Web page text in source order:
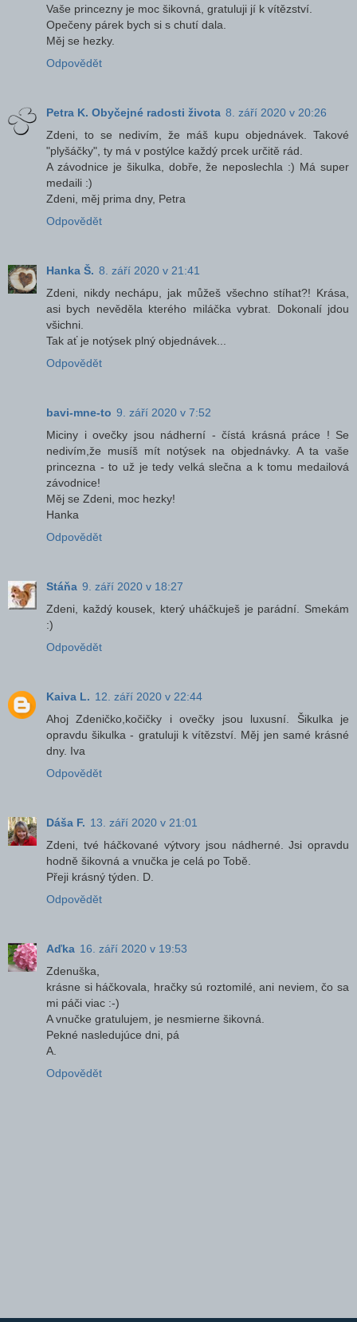
Vaše princezny je moc šikovná, gratuluji jí k vítězství.
Opečeny párek bych si s chutí dala.
Měj se hezky.
Odpovědět
Petra K. Obyčejné radosti života 8. září 2020 v 20:26
Zdeni, to se nedivím, že máš kupu objednávek. Takové
"plyšáčky", ty má v postýlce každý prcek určitě rád.
A závodnice je šikulka, dobře, že neposlechla :) Má super
medaili :)
Zdeni, měj prima dny, Petra
Odpovědět
Hanka Š. 8. září 2020 v 21:41
Zdeni, nikdy nechápu, jak můžeš všechno stíhat?! Krása,
asi bych nevěděla kterého miláčka vybrat. Dokonalí jdou
všichni.
Tak ať je notýsek plný objednávek...
Odpovědět
bavi-mne-to 9. září 2020 v 7:52
Miciny i ovečky jsou nádherní - čístá krásná práce ! Se
nedivím,že musíš mít notýsek na objednávky. A ta vaše
princezna - to už je tedy velká slečna a k tomu medailová
závodnice!
Měj se Zdeni, moc hezky!
Hanka
Odpovědět
Stáňa 9. září 2020 v 18:27
Zdeni, každý kousek, který uháčkuješ je parádní. Smekám
:)
Odpovědět
Kaiva L. 12. září 2020 v 22:44
Ahoj Zdeničko,kočičky i ovečky jsou luxusní. Šikulka je
opravdu šikulka - gratuluji k vítězství. Měj jen samé krásné
dny. Iva
Odpovědět
Dáša F. 13. září 2020 v 21:01
Zdeni, tvé háčkované výtvory jsou nádherné. Jsi opravdu
hodně šikovná a vnučka je celá po Tobě.
Přeji krásný týden. D.
Odpovědět
Aďka 16. září 2020 v 19:53
Zdenuška,
krásne si háčkovala, hračky sú roztomilé, ani neviem, čo sa
mi páči viac :-)
A vnučke gratulujem, je nesmierne šikovná.
Pekné nasledujúce dni, pá
A.
Odpovědět